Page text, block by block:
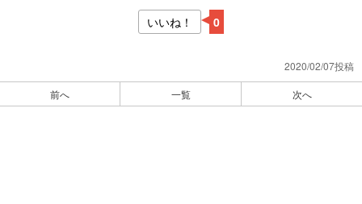
いいね！ 0
2020/02/07投稿
前へ 一覧 次へ